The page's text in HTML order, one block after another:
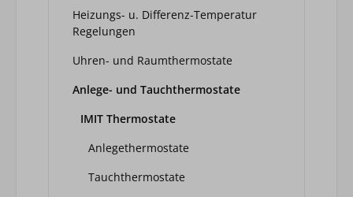
Heizungs- u. Differenz-Temperatur
Regelungen
Uhren- und Raumthermostate
Anlege- und Tauchthermostate
IMIT Thermostate
Anlegethermostate
Tauchthermostate